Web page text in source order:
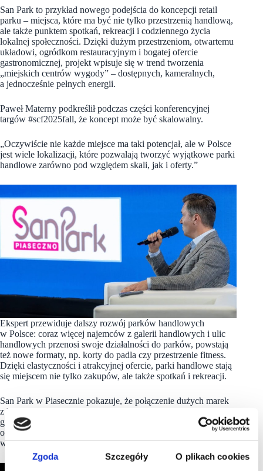
Zgoda Szczegóły O plikach cookies
San Park to przykład nowego podejścia do koncepcji retail
parku – miejsca, które ma być nie tylko przestrzenią handlową,
ale także punktem spotkań, rekreacji i codziennego życia
lokalnej społeczności. Dzięki dużym przestrzeniom, otwartemu
układowi, ogródkom restauracyjnym i bogatej ofercie
gastronomicznej, projekt wpisuje się w trend tworzenia
„miejskich centrów wygody” – dostępnych, kameralnych,
a jednocześnie pełnych energii.
Paweł Materny podkreślił podczas części konferencyjnej
targów #scf2025fall, że koncept może być skalowalny.
„Oczywiście nie każde miejsce ma taki potencjał, ale w Polsce
jest wiele lokalizacji, które pozwalają tworzyć wyjątkowe parki
handlowe zarówno pod względem skali, jak i oferty.”
Ekspert przewiduje dalszy rozwój parków handlowych
w Polsce: coraz więcej najemców z galerii handlowych i ulic
handlowych przenosi swoje działalności do parków, powstają
też nowe formaty, np. korty do padla czy przestrzenie fitness.
Dzięki elastyczności i atrakcyjnej ofercie, parki handlowe stają
się miejscem nie tylko zakupów, ale także spotkań i rekreacji.
San Park w Piasecznie pokazuje, że połączenie dużych marek
z lokalnymi przedsiębiorcami, rozbudowanej oferty
gastronomicznej i przestrzeni rozrywkowej może przyciągać
odwiedzających przez cały rok, a przy tym wpisywać się
w charakter okolicy i rozwijać się dynamicznie.